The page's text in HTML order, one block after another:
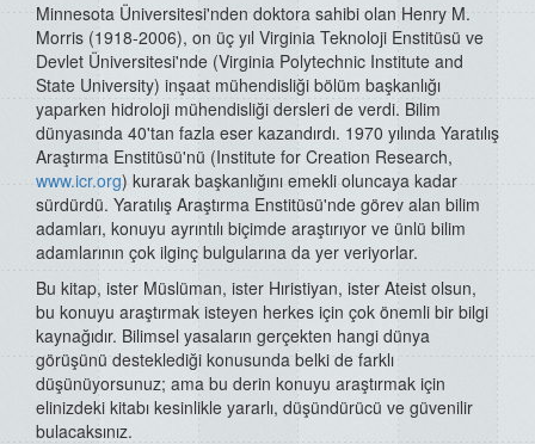
Minnesota Üniversitesi'nden doktora sahibi olan Henry M.
Morris (1918-2006), on üç yıl Virginia Teknoloji Enstitüsü ve
Devlet Üniversitesi'nde (Virginia Polytechnic Institute and
State University) inşaat mühendisliği bölüm başkanlığı
yaparken hidroloji mühendisliği dersleri de verdi. Bilim
dünyasında 40'tan fazla eser kazandırdı. 1970 yılında Yaratılış
Araştırma Enstitüsü'nü (Institute for Creation Research,
www.icr.org) kurarak başkanlığını emekli oluncaya kadar
sürdürdü. Yaratılış Araştırma Enstitüsü'nde görev alan bilim
adamları, konuyu ayrıntılı biçimde araştırıyor ve ünlü bilim
adamlarının çok ilginç bulgularına da yer veriyorlar.
Bu kitap, ister Müslüman, ister Hıristiyan, ister Ateist olsun,
bu konuyu araştırmak isteyen herkes için çok önemli bir bilgi
kaynağıdır. Bilimsel yasaların gerçekten hangi dünya
görüşünü desteklediği konusunda belki de farklı
düşünüyorsunuz; ama bu derin konuyu araştırmak için
elinizdeki kitabı kesinlikle yararlı, düşündürücü ve güvenilir
bulacaksınız.